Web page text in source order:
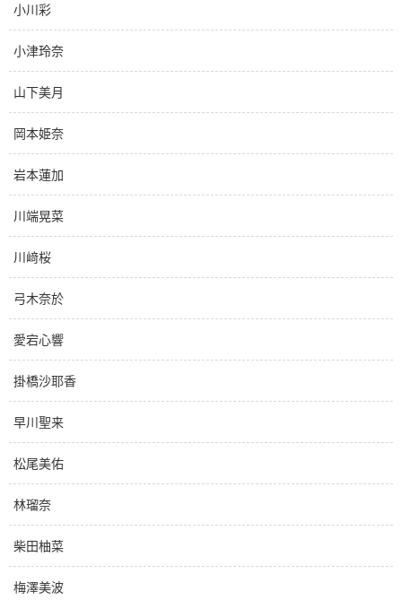
小川彩
小津玲奈
山下美月
岡本姫奈
岩本蓮加
川端晃菜
川﨑桜
弓木奈於
愛宕心響
掛橋沙耶香
早川聖来
松尾美佑
林瑠奈
柴田柚菜
梅澤美波